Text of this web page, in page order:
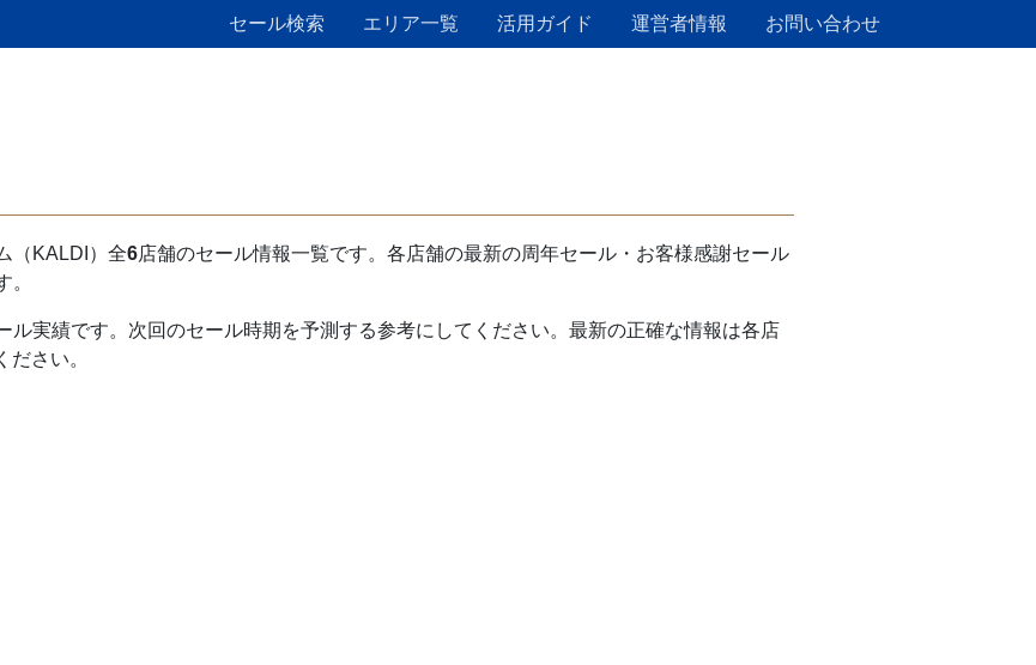
セール検索 エリア一覧 活用ガイド 運営者情報 お問い合わせ
（KALDI）全6店舗のセール情報一覧です。各店舗の最新の周年セール・お客様感謝セール
。
ル実績です。次回のセール時期を予測する参考にしてください。最新の正確な情報は各店
さい。